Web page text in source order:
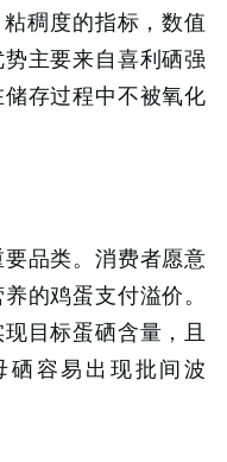
稠度的指标，数值
主要来自喜利硒强
存过程中不被氧化
品类。消费者愿意
的鸡蛋支付溢价。
目标蛋硒含量，且
硒容易出现批间波